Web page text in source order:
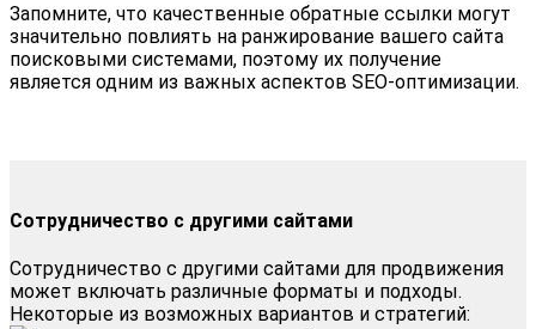
Запомните, что качественные обратные ссылки могут
значительно повлиять на ранжирование вашего сайта
поисковыми системами, поэтому их получение
является одним из важных аспектов SEO-оптимизации.
Сотрудничество с другими сайтами
Сотрудничество с другими сайтами для продвижения
может включать различные форматы и подходы.
Некоторые из возможных вариантов и стратегий: